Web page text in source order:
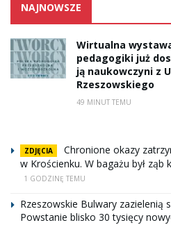
NAJNOWSZE
Wirtualna
pedagogiki już
ją naukowczyni z
Rzeszowskiego
49 MINUT TEMU
ZDJĘCIA
Chronione okazy
w Krościenku. W bagażu był ząb
1 GODZINĘ TEMU
Rzeszowskie Bulwary zazielenią
Powstanie blisko 30 tysięcy